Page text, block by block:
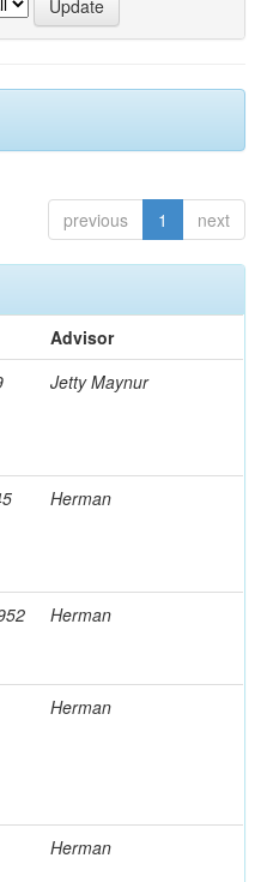
previous 1 next
Advisor
Jetty Maynur
Herman
Herman
Herman
Herman